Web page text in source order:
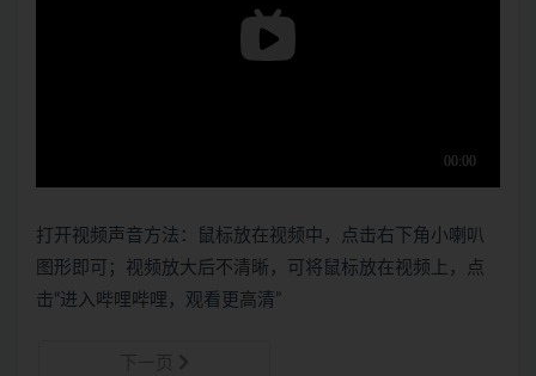
打开视频声音方法：鼠标放在视频中，点击右下角小喇叭
图形即可；视频放大后不清晰，可将鼠标放在视频上，点
击“进入哔哩哔哩，观看更高清”